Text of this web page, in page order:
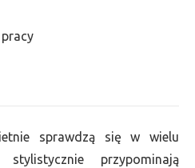
sprawdzą się w wielu
stylistycznie przypominają